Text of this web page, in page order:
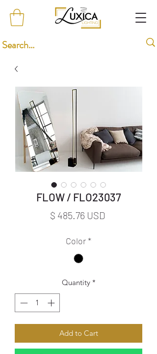
FLOW / FLO23037
$ 485.76 USDPrice
Color*
Quantity *
Add to Cart